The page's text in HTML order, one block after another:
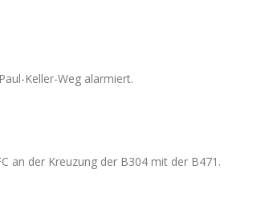
Keller-Weg alarmiert.
an der Kreuzung der B304 mit der B471.